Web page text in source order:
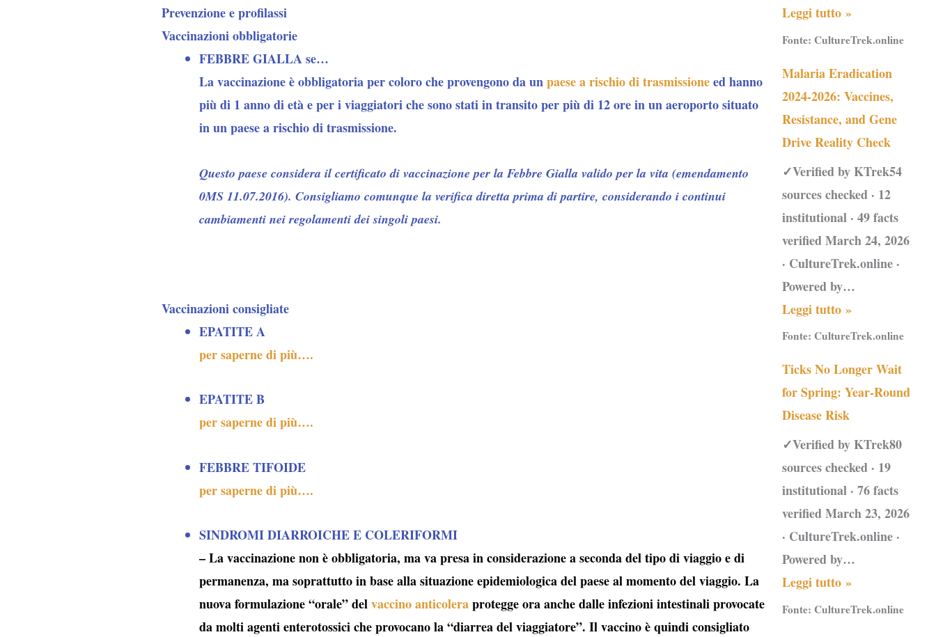
Prevenzione e profilassi
Vaccinazioni obbligatorie
FEBBRE GIALLA se…
La vaccinazione è obbligatoria per coloro che provengono da unpaese a rischio di trasmissioneed hanno
più di 1 anno di età e per i viaggiatori che sono stati in transito per più di 12 ore in un aeroporto situato
in un paese a rischio di trasmissione.
Questo paese considera il certificato di vaccinazione per la Febbre Gialla valido per la vita (emendamento
0MS 11.07.2016). Consigliamo comunque la verifica diretta prima di partire, considerando i continui
cambiamenti nei regolamenti dei singoli paesi.
Vaccinazioni consigliate
EPATITE A
per saperne di più….
EPATITE B
per saperne di più….
FEBBRE TIFOIDE
per saperne di più….
SINDROMI DIARROICHE E COLERIFORMI
– La vaccinazione non è obbligatoria, ma va presa in considerazione a seconda del tipo di viaggio e di
permanenza, ma soprattutto in base alla situazione epidemiologica del paese al momento del viaggio. La
nuova formulazione “orale” delvaccino anticoleraprotegge ora anche dalle infezioni intestinali provocate
da molti agenti enterotossici che provocano la “diarrea del viaggiatore”. Il vaccino è quindi consigliato
Leggi tutto »
Fonte:CultureTrek.online
Malaria Eradication
2024-2026: Vaccines,
Resistance, and Gene
Drive Reality Check
✓Verified by KTrek54
sources checked · 12
institutional · 49 facts
verified March 24, 2026
· CultureTrek.online ·
Powered by…
Leggi tutto »
Fonte:CultureTrek.online
Ticks No Longer Wait
for Spring: Year-Round
Disease Risk
✓Verified by KTrek80
sources checked · 19
institutional · 76 facts
verified March 23, 2026
· CultureTrek.online ·
Powered by…
Leggi tutto »
Fonte:CultureTrek.online